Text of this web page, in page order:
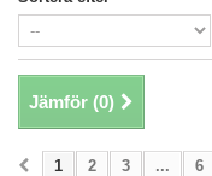
Jämför (0)
1 2 3 ... 6